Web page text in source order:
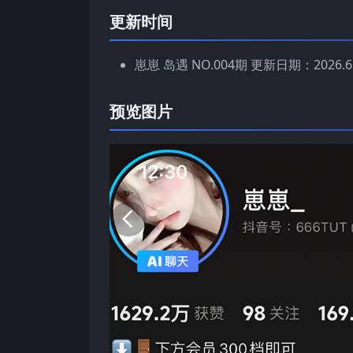
更新时间
崽崽 岛遇 NO.004期 更新日期：
预览图片